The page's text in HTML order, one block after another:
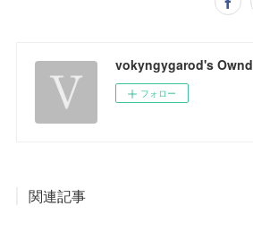
vokyngygarod's Ownd
フォロー
関連記事